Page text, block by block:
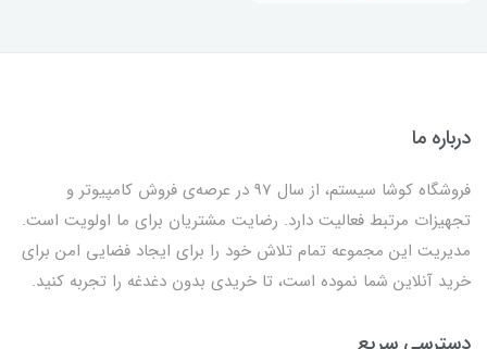
درباره ما
فروشگاه کوشا سیستم، از سال 97 در عرصه‌ی فروش کامپیوتر و
تجهیزات مرتبط فعالیت دارد. رضایت مشتریان برای ما اولویت است.
مدیریت این مجموعه تمام تلاش خود را برای ایجاد فضایی امن برای
خرید آنلاین شما نموده است، تا خریدی بدون دغدغه را تجربه کنید.